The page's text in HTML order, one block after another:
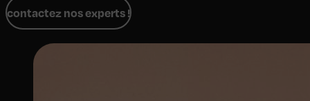
contactez nos experts !